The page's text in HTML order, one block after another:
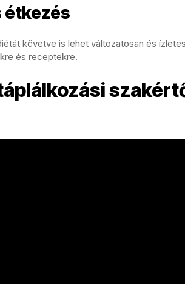
étkezés
követve is lehet változatosan és
és receptekre.